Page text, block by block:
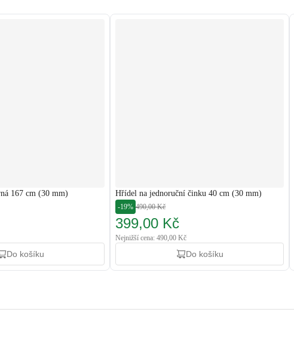
167 cm (30 mm)
Do košíku
Hřídel na jednoruční činku 40 cm (30 mm)
-19% 490,00 Kč
399,00 Kč
Nejnižší cena: 490,00 Kč
Do košíku